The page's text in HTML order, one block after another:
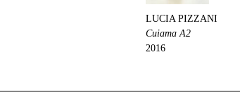
LUCIA PIZZANI
Cuiama A2
2016